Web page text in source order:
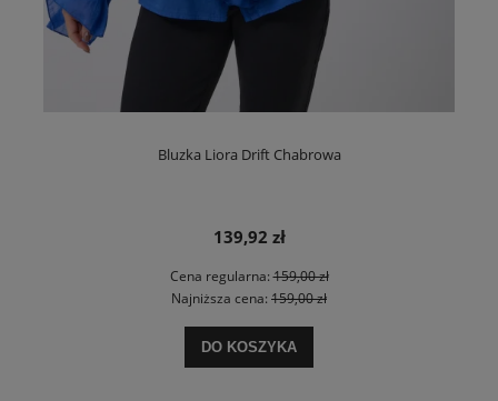
Bluzka Liora Drift Chabrowa
139,92 zł
Cena regularna:159,00 zł
Najniższa cena: 159,00 zł
DO KOSZYKA